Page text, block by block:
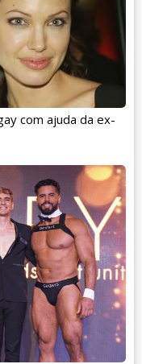
com ajuda da ex-